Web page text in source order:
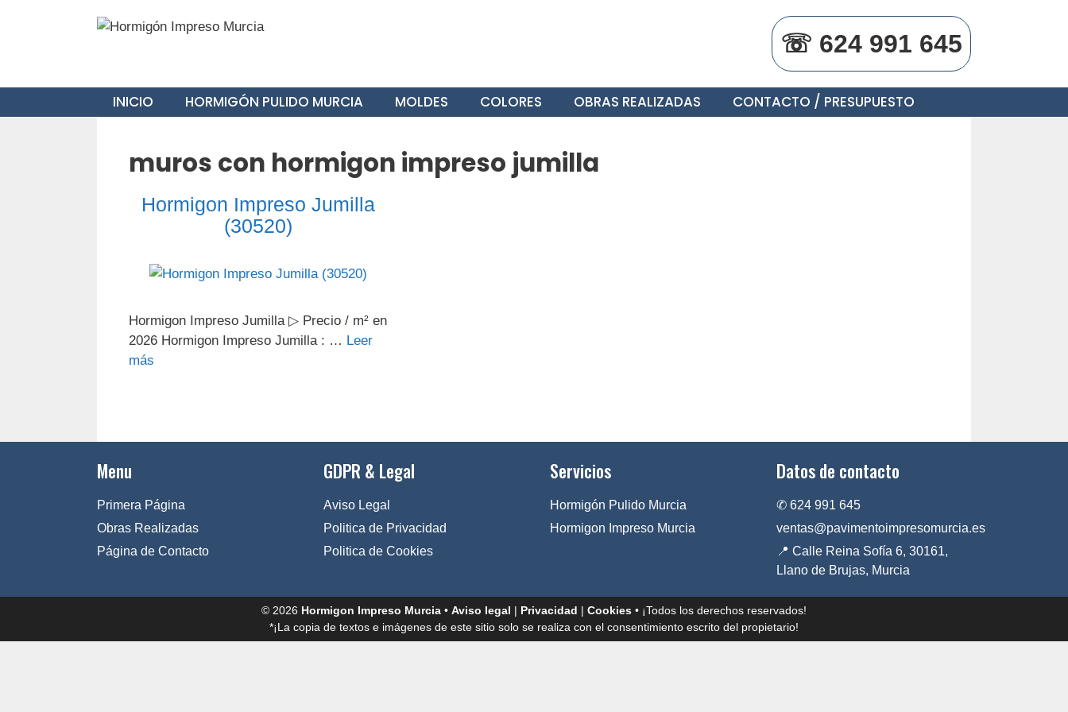
☏ 624 991 645
INICIO HORMIGÓN PULIDO MURCIA MOLDES COLORES OBRAS REALIZADAS CONTACTO / PRESUPUESTO
muros con hormigon impreso jumilla
Hormigon Impreso Jumilla
(30520)
Hormigon Impreso Jumilla ▷ Precio / m² en
2026 Hormigon Impreso Jumilla : … Leer
más
Menu
Primera Página
Obras Realizadas
Página de Contacto
GDPR & Legal
Aviso Legal
Politica de Privacidad
Politica de Cookies
Servicios
Hormigón Pulido Murcia
Hormigon Impreso Murcia
Datos de contacto
✆ 624 991 645
ventas@pavimentoimpresomurcia.es
📍 Calle Reina Sofía 6, 30161,
Llano de Brujas, Murcia
© 2026 Hormigon Impreso Murcia • Aviso legal | Privacidad | Cookies • ¡Todos los derechos reservados!
*¡La copia de textos e imágenes de este sitio solo se realiza con el consentimiento escrito del propietario!